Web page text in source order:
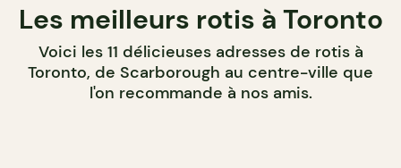
Les meilleurs rotis à Toronto
Voici les 11 délicieuses adresses de rotis à
Toronto, de Scarborough au centre-ville que
l'on recommande à nos amis.